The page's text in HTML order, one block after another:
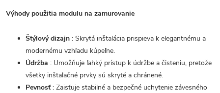
Výhody použitia modulu na zamurovanie
Štýlový dizajn : Skrytá inštalácia prispieva k elegantnému a
modernému vzhľadu kúpeľne.
Údržba : Umožňuje ľahký prístup k údržbe a čisteniu, pretože
všetky inštalačné prvky sú skryté a chránené.
Pevnosť : Zaisťuje stabilné a bezpečné uchytenie závesného